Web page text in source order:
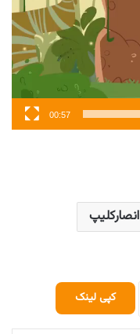
00:57
انصارکلیپ
کپی لینک